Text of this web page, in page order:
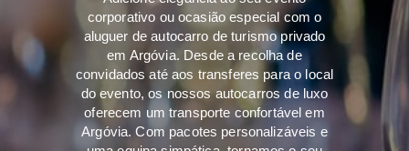
corporativo ou ocasião especial com o
aluguer de autocarro de turismo privado
em Argóvia. Desde a recolha de
convidados até aos transferes para o local
do evento, os nossos autocarros de luxo
oferecem um transporte confortável em
Argóvia. Com pacotes personalizáveis e